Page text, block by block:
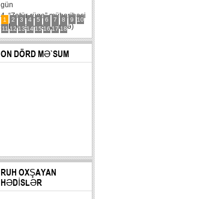
1 2 3 4 5 6 7 8 9
10
11 12 13 14 15 16 17 18
gün
4. “Zatür-rüqa” müharibəsi
5. Həzrət Hüseynin (ə)
karvanının Bəni Məqatilin
qəsrinə çatması
6....
ON DÖRD MƏ`SUM
RUH OXŞAYAN
HƏDİSLƏR